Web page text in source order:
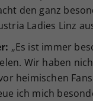
den ganz
Ladies Linz
„Es ist immer
Wir haben
heimischen
ich mich